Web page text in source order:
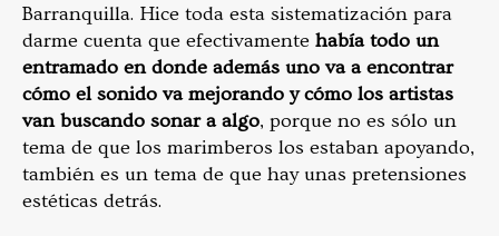
Barranquilla. Hice toda esta sistematización para
darme cuenta que efectivamente había todo un
entramado en donde además uno va a encontrar
cómo el sonido va mejorando y cómo los artistas
van buscando sonar a algo, porque no es sólo un
tema de que los marimberos los estaban apoyando,
también es un tema de que hay unas pretensiones
estéticas detrás.